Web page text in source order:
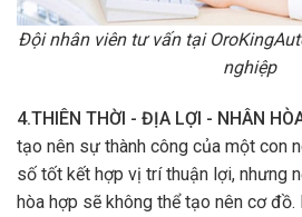
Đội nhân viên tư vấn tại
nghiệp
4.THIÊN THỜI - ĐỊA LỢI - NHÂN
tạo nên sự thành công của một con
số tốt kết hợp vị trí thuận lợi, nhưng
hòa hợp sẽ không thể tạo nên cơ